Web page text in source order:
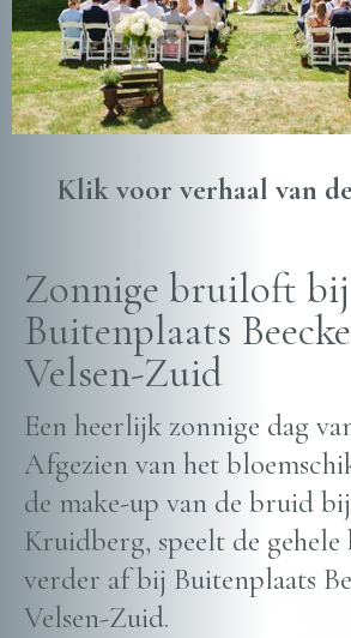
Klik voor verhaal van
Zonnige bruiloft bij
Buitenplaats
Velsen-Zuid
Een heerlijk zonnige dag
Afgezien van het
de make-up van de bruid
Kruidberg, speelt de
verder af bij Buitenplaats
Velsen-Zuid.